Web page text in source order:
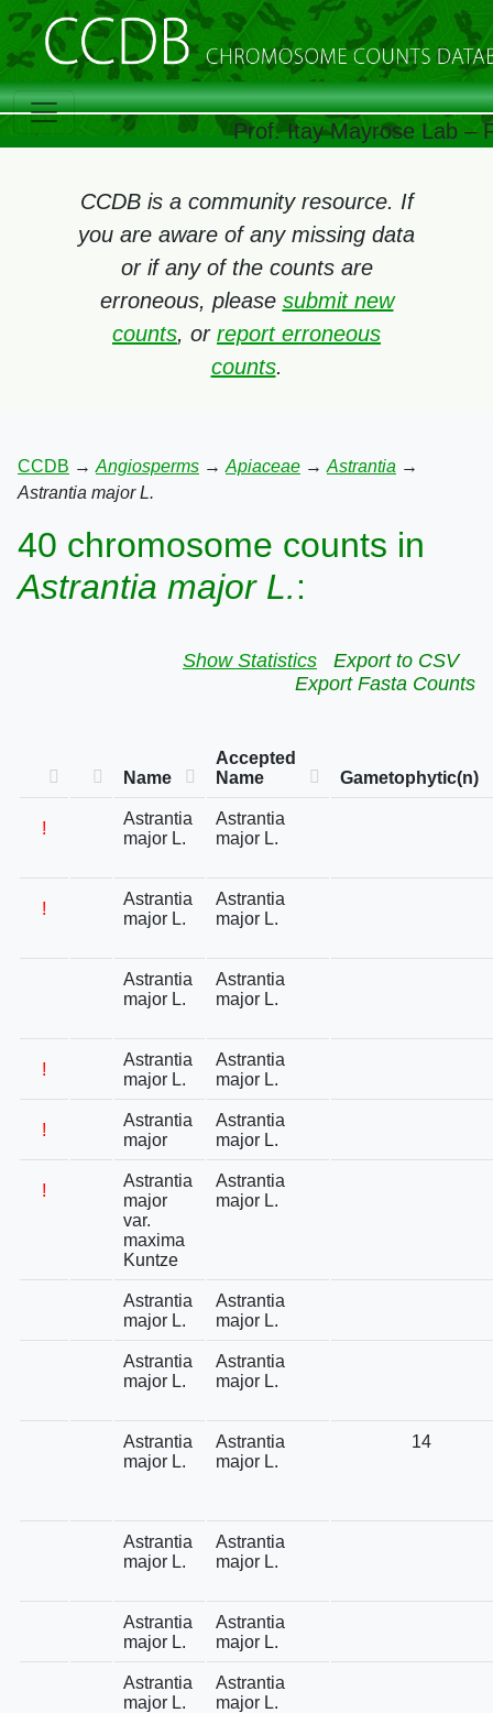
Prof. Itay Mayrose Lab –
CCDB is a community resource. If
you are aware of any missing data
or if any of the counts are
erroneous, please submit new
counts, or report erroneous
counts.
CCDB → Angiosperms → Apiaceae → Astrantia →
Astrantia major L.
40 chromosome counts in
Astrantia major L.:
Show Statistics
Export to CSV
Export Fasta Counts
Name
Accepted
Name
Gametophytic(n)
!
Astrantia
major L.
Astrantia
major L.
!
Astrantia
major L.
Astrantia
major L.
Astrantia
major L.
Astrantia
major L.
!
Astrantia
major L.
Astrantia
major L.
!
Astrantia
major
Astrantia
major L.
!
Astrantia
major
var.
maxima
Kuntze
Astrantia
major L.
Astrantia
major L.
Astrantia
major L.
Astrantia
major L.
Astrantia
major L.
Astrantia
major L.
Astrantia
major L.
14
Astrantia
major L.
Astrantia
major L.
Astrantia
major L.
Astrantia
major L.
Astrantia
major L.
Astrantia
major L.